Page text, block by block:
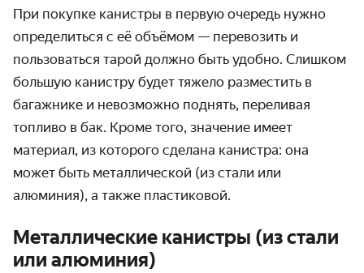
При покупке канистры в первую очередь нужно
определиться с её объёмом — перевозить и
пользоваться тарой должно быть удобно. Слишком
большую канистру будет тяжело разместить в
багажнике и невозможно поднять, переливая
топливо в бак. Кроме того, значение имеет
материал, из которого сделана канистра: она
может быть металлической (из стали или
алюминия), а также пластиковой.
Металлические канистры (из стали
или алюминия)